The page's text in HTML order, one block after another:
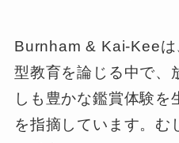
Burnham & Kai-Kee
型教育を論じる中で、
しも豊かな鑑賞体験を
を指摘しています。む